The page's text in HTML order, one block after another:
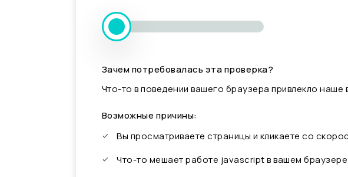
Зачем потребовалась эта проверка?
Что-то в поведении вашего браузера привлекло наше
Возможные причины:
Вы просматриваете страницы и кликаете со
Что-то мешает работе javascript в вашем браузере